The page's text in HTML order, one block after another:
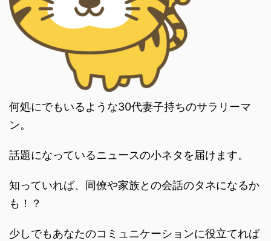
何処にでもいるような30代妻子持ちのサラリーマ
ン。
話題になっているニュースの小ネタを届けます。
知っていれば、同僚や家族との会話のタネになるか
も！？
少しでもあなたのコミュニケーションに役立てれば